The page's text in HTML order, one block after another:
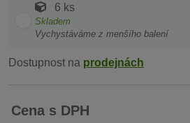
6 ks
Skladem
Vychystáváme z menšího balení
Dostupnost na prodejnách
Cena s DPH